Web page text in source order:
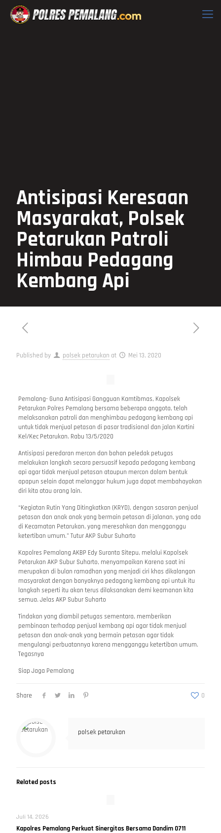
Antisipasi Keresaan
Masyarakat, Polsek
Petarukan Patroli
Himbau Pedagang
Kembang Api
Published by polsek petarukan at Mei 13, 2020
Pemalang- Guna Antisipasi Gangguan Kamtibmas, Kapolsek
Petarukan Polres Pemalang bersama beberapa anggota, telah
melaksanakan patroli dan menghimbau pedagang kembang api
untuk tidak menjual petasan di pasar tradisional dan jalan Kartini
Kel/Kec Petarukan. Rabu 13/5/2020
Antisipasi peredaran mercon dan bahan peledak petugas
melakukan langkah secara persuasif kepada pedagang kembang
api agar tidak menjual petasan ataupun mercon dalam bentuk
apapun selain dapat melanggar hukum juga dapat membahayakan
diri kita atau orang lain.
“Kegiatan Rutin Yang Ditingkatkan (KRYD), dengan sasaran penjual
petasan dan anak anak yang bermain petasan di jalanan, yang ada
di Kecamatan Petarukan, yang meresahkan dan mengganggu
ketertiban umum.” Tutur AKP Subur Suharto
Kapolres Pemalang AKBP Edy Suranta Sitepu, melalui Kapolsek
Petarukan AKP Subur Suharto, menyampaikan Karena saat ini
merupakan di bulan ramadhan yang menjadi ciri khas dikalangan
masyarakat dengan banyaknya pedagang kembang api untuk itu
langkah seperti itu akan terus dilaksanakan demi keamanan kita
semua. Jelas AKP Subur Suharto
Tindakan yang diambil petugas sementara, memberikan
pembinaan terhadap penjual kembang api agar tidak menjual
petasan dan anak-anak yang bermain petasan agar tidak
mengulangi perbuatannya karena mengganggu ketertiban umum.
Tegasnya
Siap Jaga Pemalang
Share 0
polsek petarukan
Related posts
Juli 14, 2026
Kapolres Pemalang Perkuat Sinergitas Bersama Dandim 0711